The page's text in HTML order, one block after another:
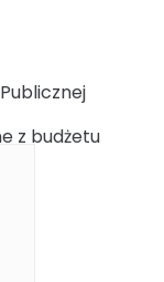
z budżetu